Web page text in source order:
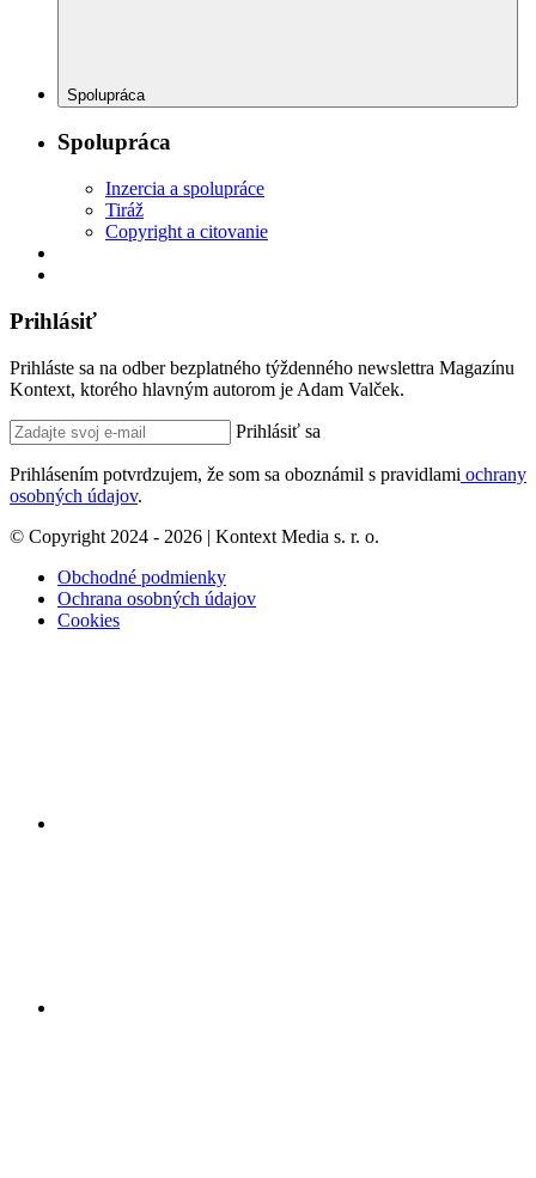
Spolupráca
Spolupráca
Inzercia a spolupráce
Tiráž
Copyright a citovanie
Prihlásiť
Prihláste sa na odber bezplatného týždenného newslettra Magazínu
Kontext, ktorého hlavným autorom je Adam Valček.
Prihlásiť sa
Prihlásením potvrdzujem, že som sa oboznámil s pravidlami ochrany
osobných údajov.
© Copyright 2024 - 2026 | Kontext Media s. r. o.
Obchodné podmienky
Ochrana osobných údajov
Cookies